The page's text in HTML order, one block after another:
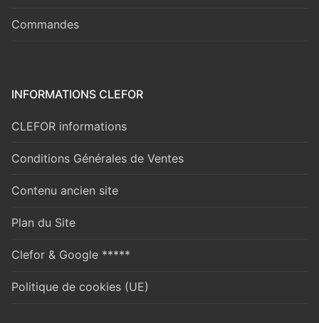
Commandes
INFORMATIONS CLEFOR
CLEFOR informations
Conditions Générales de Ventes
Contenu ancien site
Plan du Site
Clefor & Google *****
Politique de cookies (UE)